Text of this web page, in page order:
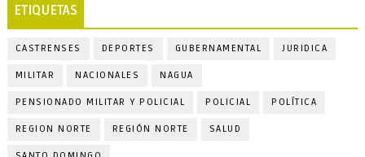
ETIQUETAS
CASTRENSES DEPORTES GUBERNAMENTAL JURIDICA
MILITAR NACIONALES NAGUA
PENSIONADO MILITAR Y POLICIAL POLICIAL POLÍTICA
REGION NORTE REGIÓN NORTE SALUD